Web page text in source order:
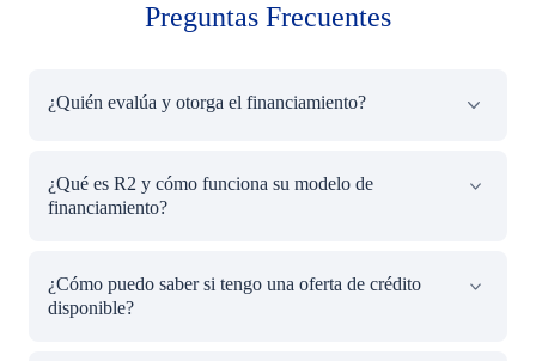
Preguntas Frecuentes
¿Quién evalúa y otorga el financiamiento?
directamente por R2.​
ofrecido recae íntegramente en R2. El rol del BCP se
limita a facilitar el acceso a esta alternativa a través de su
¿Qué es R2 y cómo funciona su modelo de
financiamiento?
préstamos digitales de forma directa, en colaboración con
plataformas aliadas. A través del uso de información
¿Cómo puedo saber si tengo una oferta de crédito
disponible?